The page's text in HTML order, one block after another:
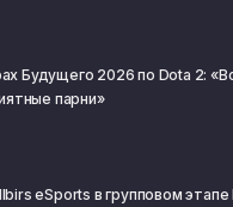
Будущего 2026 по Dota 2:
парни»
eSports в групповом этапе